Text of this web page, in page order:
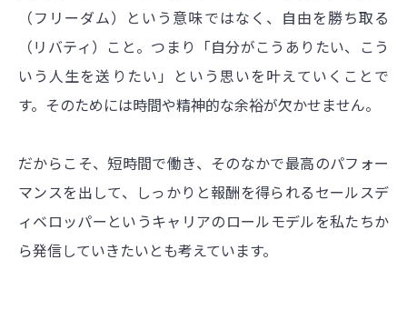
（フリーダム）という意味ではなく、自由を勝ち取る
（リバティ）こと。つまり「自分がこうありたい、こう
いう人生を送りたい」という思いを叶えていくことで
す。そのためには時間や精神的な余裕が欠かせません。
だからこそ、短時間で働き、そのなかで最高のパフォー
マンスを出して、しっかりと報酬を得られるセールスデ
ィベロッパーというキャリアのロールモデルを私たちか
ら発信していきたいとも考えています。